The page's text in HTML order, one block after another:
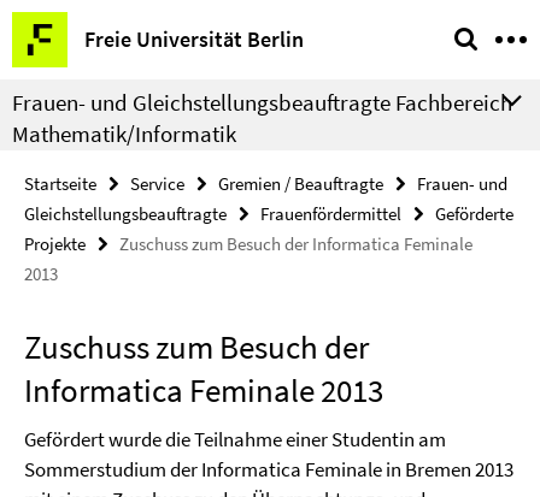
Springe
direkt
zu
Inhalt
Freie Universität Berlin
Service-
Navigation
Frauen- und Gleichstellungsbeauftragte Fachbereich
Mathematik/Informatik
Startseite Service Gremien / Beauftragte
Frauen- und
Gleichstellungsbeauftragte
Frauenfördermittel
Geförderte
Projekte
Zuschuss zum Besuch der Informatica Feminale
2013
Zuschuss zum Besuch der
Informatica Feminale 2013
Gefördert wurde die Teilnahme einer Studentin am
Sommerstudium der Informatica Feminale in Bremen 2013